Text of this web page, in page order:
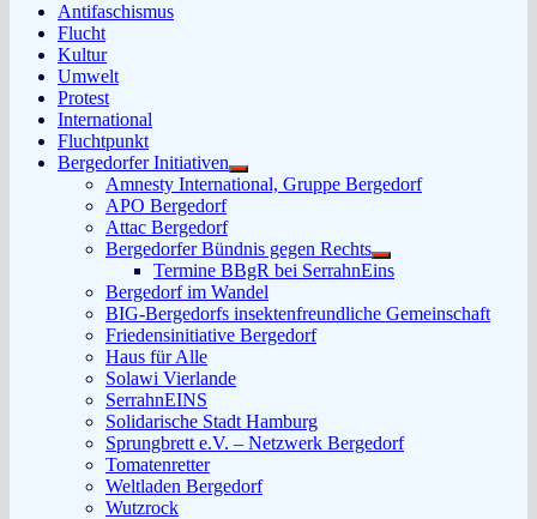
Antifaschismus
Flucht
Kultur
Umwelt
Protest
International
Fluchtpunkt
Bergedorfer Initiativen
Untermenü
anzeigen
Amnesty International, Gruppe Bergedorf
APO Bergedorf
Attac Bergedorf
Bergedorfer Bündnis gegen Rechts
Untermenü
anzeigen
Termine BBgR bei SerrahnEins
Bergedorf im Wandel
BIG-Bergedorfs insektenfreundliche Gemeinschaft
Friedensinitiative Bergedorf
Haus für Alle
Solawi Vierlande
SerrahnEINS
Solidarische Stadt Hamburg
Sprungbrett e.V. – Netzwerk Bergedorf
Tomatenretter
Weltladen Bergedorf
Wutzrock